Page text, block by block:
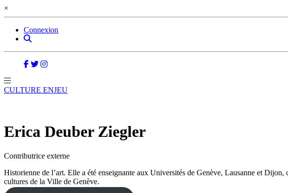
×
Connexion
CULTURE ENJEU
Erica Deuber Ziegler
Contributrice externe
Historienne de l’art. Elle a été enseignante aux Universités de Genève, Lausanne et
cultures de la Ville de Genève.